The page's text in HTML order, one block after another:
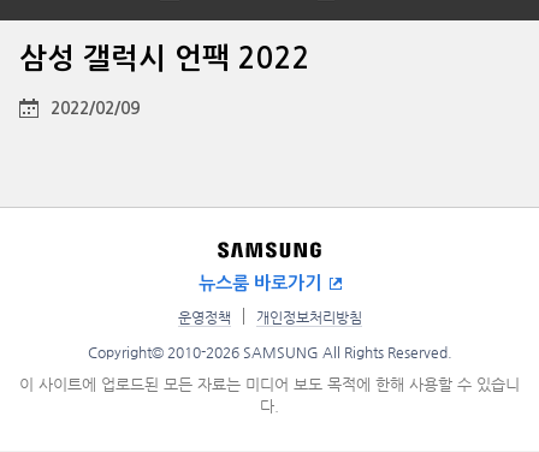
삼성 갤럭시 언팩 2022
2022/02/09
뉴스룸 바로가기
운영정책 개인정보처리방침
Copyright© 2010-2026 SAMSUNG All Rights Reserved.
이 사이트에 업로드된 모든 자료는 미디어 보도 목적에 한해 사용할 수 있습니
다.